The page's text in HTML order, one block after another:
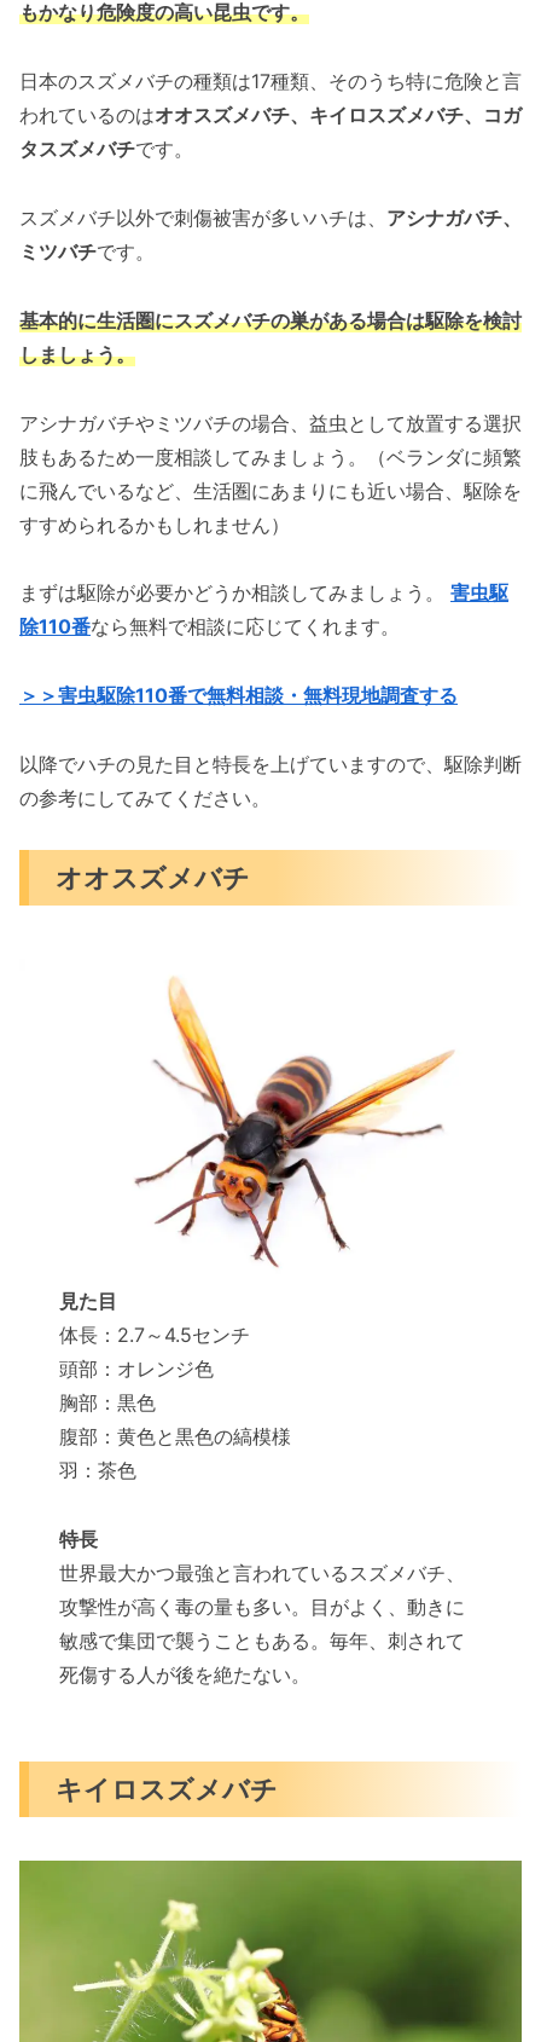
もかなり危険度の高い昆虫です。
日本のスズメバチの種類は17種類、そのうち特に危険と言
われているのはオオスズメバチ、キイロスズメバチ、コガ
タスズメバチです。
スズメバチ以外で刺傷被害が多いハチは、 アシナガバチ、
ミツバチです。
基本的に生活圏にスズメバチの巣がある場合は駆除を検討
しましょう。
アシナガバチやミツバチの場合、益虫として放置する選択
肢もあるため一度相談してみましょう。（ベランダに頻繁
に飛んでいるなど、生活圏にあまりにも近い場合、駆除を
すすめられるかもしれません）
まずは駆除が必要かどうか相談してみましょう。 害虫駆
除110番なら無料で相談に応じてくれます。
＞＞害虫駆除110番で無料相談・無料現地調査する
以降でハチの見た目と特長を上げていますので、駆除判断
の参考にしてみてください。
オオスズメバチ
見た目
体長：2.7～4.5センチ
頭部：オレンジ色
胸部：黒色
腹部：黄色と黒色の縞模様
羽：茶色
特長
世界最大かつ最強と言われているスズメバチ、
攻撃性が高く毒の量も多い。目がよく、動きに
敏感で集団で襲うこともある。毎年、刺されて
死傷する人が後を絶たない。
キイロスズメバチ